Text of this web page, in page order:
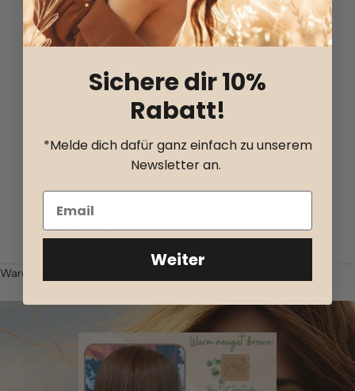
Spanien
(EUR €)
Tschechien
(EUR €)
(GBP £)
€)
Warenkorb
Sichere dir 10%
Rabatt!
*Melde dich dafür ganz einfach zu unserem
Newsletter an.
Weiter